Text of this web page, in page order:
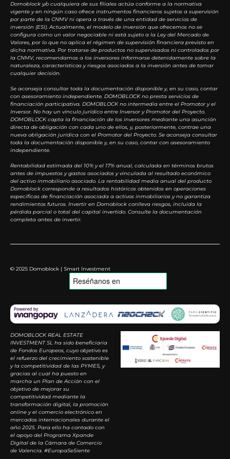
Domoblock y/o cualquiera de sus filiales actúa conforme a la normativa
vigente y en ningún caso ofrece instrumentos financieros sujetos a supervisión
por parte de la CNMV ni opera a través de una entidad de servicios de
inversión (ESI). Actualmente, el modelo de inversión que ofrecemos no se
configura como un valor negociable ni está sujeto a la Ley del Mercado de
Valores, por lo que no aplica el régimen de supervisión financiera previsto en
dicha normativa. Por tratarse de productos no supervisados ni controlados por
la CNMV, recomendamos a los inversores informarse detenidamente sobre la
naturaleza, características y riesgos asociados a la inversión antes de tomar
cualquier decisión.
Se aconseja consultar toda la documentación disponible y, en su caso, contar
con asesoramiento independiente. DOMOBLOCK no presta servicios de
financiación participativa. DOMOBLOCK no intermedia entre el Promotor y el
Inversor. No hay un vínculo jurídico entre Inversor y Promotor del Proyecto.
DOMOBLOCK capta la financiación de los inversores mediante una asunción
directa de obligación con cada uno de ellos, y, posteriormente, contrae una
nueva obligación jurídica con el Promotor del Proyecto. Se aconseja consultar
toda la documentación disponible y, en su caso, contar con asesoramiento
independiente.
Rentabilidad estimada del 10% y el 17% anual, calculada en términos brutos
antes de impuestos y gastos asociados y vinculada al resultado económico
del activo inmobiliario asociado. La rentabilidad media anual del producto
Domoblock corresponde a resultados históricos obtenidos en operaciones
específicas de financiación asociada a activos inmobiliarios y no garantiza
rendimientos futuros. Invertir en Domoblock conlleva riesgos, incluida la
pérdida parcial o total del capital invertido. Consulte la documentación
completa antes de invertir.
© 2025 Domoblock | Smart Investment
DOMOBLOCK REAL ESTATE
INVESTMENT SL ha sido beneficiaria
de Fondos Europeos, cuyo objetivo es
el refuerzo del crecimiento sostenible
y la competitividad de las PYMES, y
gracias al cual ha puesto en
marcha un Plan de Acción con el
objetivo de mejorar su
competitividad mediante la
transformación digital, la promoción
online y el comercio electrónico en
mercados internacionales durante el
año 2025. Para ello ha contado con
el apoyo del Programa Xpande
Digital de la Cámara de Comercio
de Valencia. #EuropaSeSiente